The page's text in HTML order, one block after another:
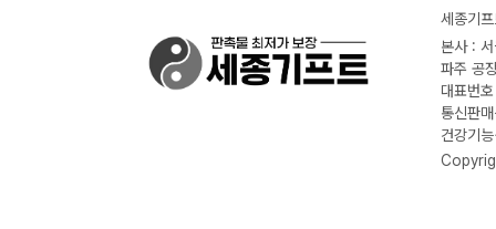
세종기
본사 :
파주 공
대표번
통신판
건강기